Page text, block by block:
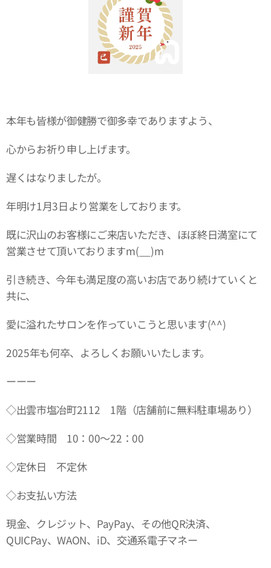
本年も皆様が御健勝で御多幸でありますよう、
心からお祈り申し上げます。
遅くはなりましたが。
年明け1月3日より営業をしております。
既に沢山のお客様にご来店いただき、ほぼ終日満室にて
営業させて頂いておりますm(__)m
引き続き、今年も満足度の高いお店であり続けていくと
共に、
愛に溢れたサロンを作っていこうと思います(^^)
2025年も何卒、よろしくお願いいたします。
ーーー
◇出雲市塩冶町2112 1階（店舗前に無料駐車場あり）
◇営業時間 10：00～22：00
◇定休日 不定休
◇お支払い方法
現金、クレジット、PayPay、その他QR決済、
QUICPay、WAON、iD、交通系電子マネー